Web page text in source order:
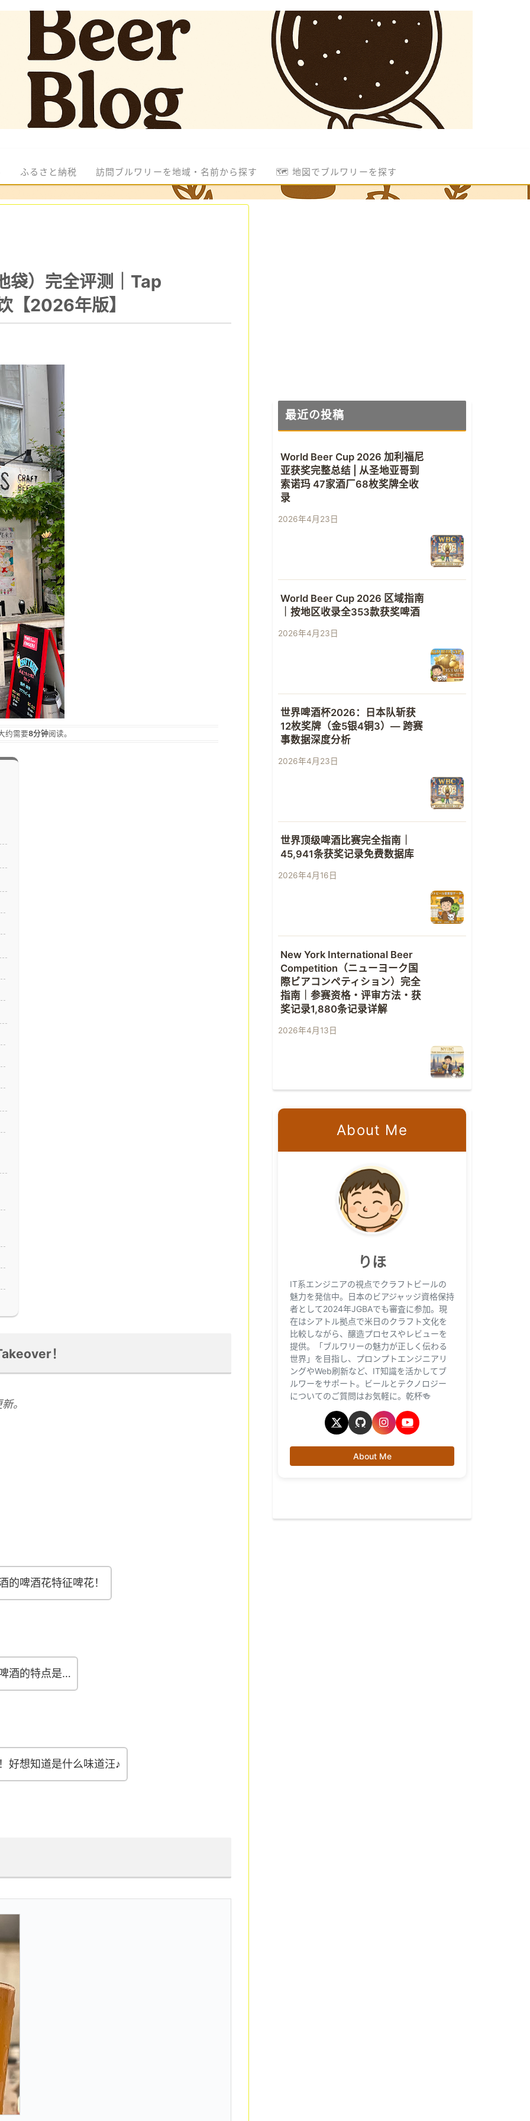
ふるさと納税 訪問ブルワリーを地域・名前から探す 🗺️ 地図でブルワリーを探す
）完全评测｜Tap
【2026年版】
约需要8分钟阅读。
！
。
的啤酒花特征啤花！
酒的特点是…
好想知道是什么味道汪♪
最近の投稿
World Beer Cup 2026 加利福尼
亚获奖完整总结 | 从圣地亚哥到
索诺玛 47家酒厂68枚奖牌全收
录
2026年4月23日
World Beer Cup 2026 区域指南
｜按地区收录全353款获奖啤酒
2026年4月23日
世界啤酒杯2026：日本队斩获
12枚奖牌（金5银4铜3）— 跨赛
事数据深度分析
2026年4月23日
世界顶级啤酒比赛完全指南｜
45,941条获奖记录免费数据库
2026年4月16日
New York International Beer
Competition（ニューヨーク国
際ビアコンペティション）完全
指南｜参赛资格・评审方法・获
奖记录1,880条记录详解
2026年4月13日
About Me
りほ
IT系エンジニアの視点でクラフトビールの
魅力を発信中。日本のビアジャッジ資格保持
者として2024年JGBAでも審査に参加。現
在はシアトル拠点で米日のクラフト文化を
比較しながら、醸造プロセスやレビューを
提供。「ブルワリーの魅力が正しく伝わる
世界」を目指し、プロンプトエンジニアリ
ングやWeb刷新など、IT知識を活かしてブ
ルワーをサポート。ビールとテクノロジー
についてのご質問はお気軽に。乾杯🍻
About Me